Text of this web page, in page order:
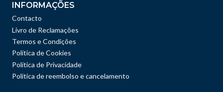
INFORMAÇÕES
Contacto
Livro de Reclamações
Termos e Condições
Política de Cookies
Política de Privacidade
Politica de reembolso e cancelamento